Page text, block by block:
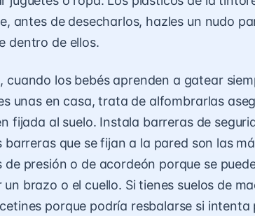
antes de desecharlos, hazles un nudo
dentro de ellos.
cuando los bebés aprenden a gatear
unas en casa, trata de alfombrarlas
fijada al suelo. Instala barreras de
barreras que se fijan a la pared son las
de presión o de acordeón porque se
brazo o el cuello. Si tienes suelos de
porque podría resbalarse si intenta